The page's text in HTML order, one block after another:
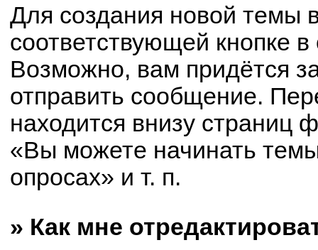
Для создания новой темы
соответствующей кнопке
Возможно, вам придётся
отправить сообщение.
находится внизу
«Вы можете начинать
опросах» и т. п.
» Как мне